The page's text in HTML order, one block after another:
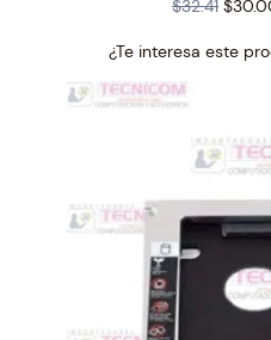
$32.41
was:
$
¿Te interesa este